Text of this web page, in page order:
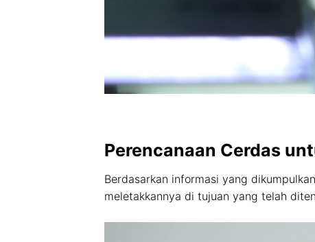
Perencanaan Cerdas
Berdasarkan informasi yang
meletakkannya di tujuan yang telah